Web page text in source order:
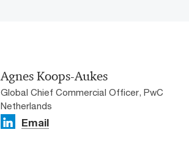
Agnes Koops-Aukes
Global Chief Commercial Officer, PwC
Netherlands
Email